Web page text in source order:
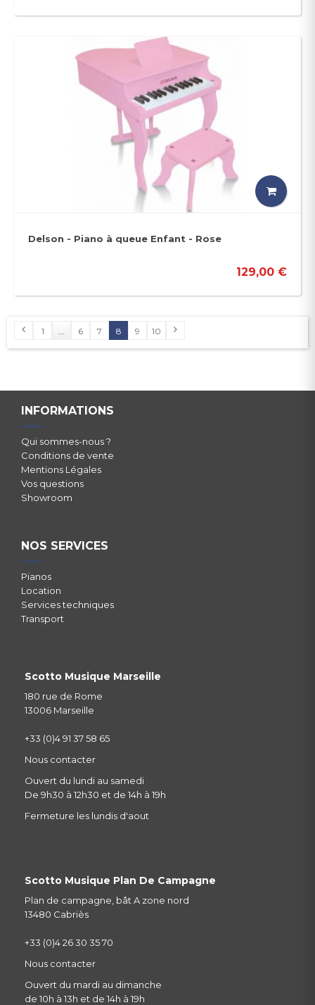
Delson - Piano à queue Enfant - Rose
129,00 €
1 6 7 8 9 10
INFORMATIONS
Qui sommes-nous ?
Conditions de vente
Mentions Légales
Vos questions
Showroom
NOS SERVICES
Pianos
Location
Services techniques
Transport
Scotto Musique Marseille
180 rue de Rome
13006 Marseille
+33 (0)4 91 37 58 65
Nous contacter
Ouvert du lundi au samedi
De 9h30 à 12h30 et de 14h à 19h
Fermeture les lundis d'aout
Scotto Musique Plan De Campagne
Plan de campagne, bât A zone nord
13480 Cabriès
+33 (0)4 26 30 35 70
Nous contacter
Ouvert du mardi au dimanche
de 10h à 13h et de 14h à 19h